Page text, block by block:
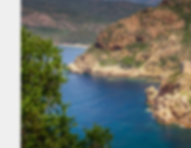
DROM-COM